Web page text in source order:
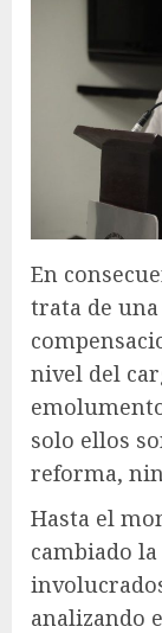
En
trata de
nivel del
solo ellos
reforma,
Hasta el
cambiado
analizando